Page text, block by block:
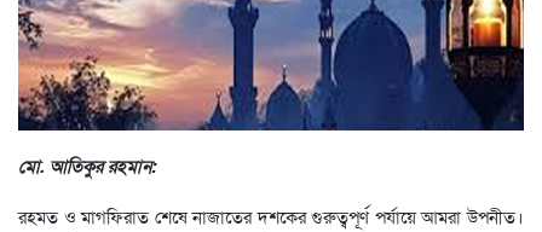
মো. আতিকুর রহমান:
রহমত ও মাগফিরাত শেষে নাজাতের দশকের গুরুত্বপূর্ণ পর্যায়ে আমরা উপনীত।